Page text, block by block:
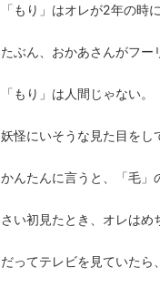
「もり」はオレが2年の時
たぶん、おかあさんがフー
「もり」は人間じゃない。
妖怪にいそうな見た目をし
かんたんに言うと、「毛」
さい初見たとき、オレはめ
だってテレビを見ていたら